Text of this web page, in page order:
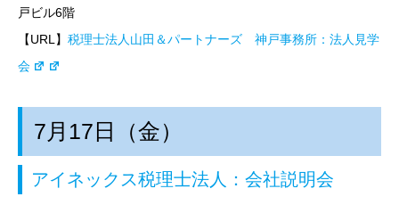
戸ビル6階
【URL】 税理士法人山田＆パートナーズ 神戸事務所：法人見学
会
7月17日（金）
アイネックス税理士法人：会社説明会